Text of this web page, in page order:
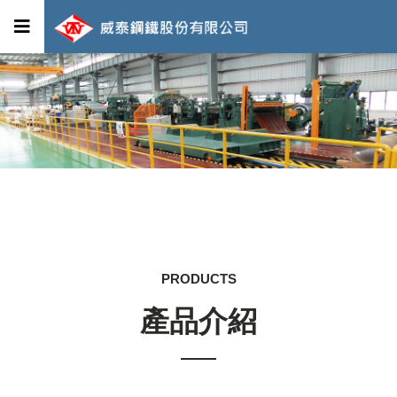
PRODUCTS
產品介紹